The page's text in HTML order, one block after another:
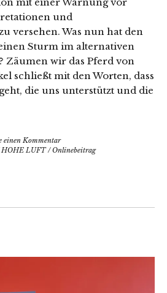
und
versehen. Was nun hat den
Sturm im alternativen
Zäumen wir das Pferd von
schließt mit den Worten, dass
die uns unterstützt und die
einen Kommentar
HOHE LUFT/Onlinebeitrag